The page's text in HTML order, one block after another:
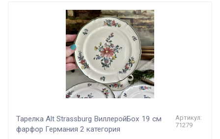
Тарелка Alt Strassburg ВиллеройБох 19 см
фарфор Германия 2 категория
Артикул:
71279